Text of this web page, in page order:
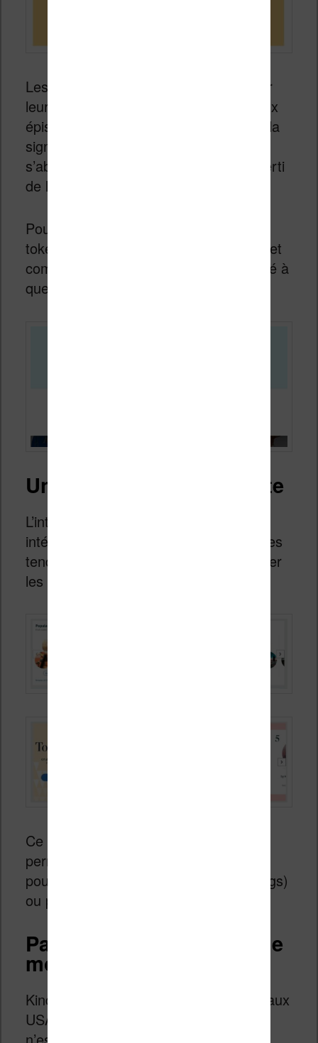
Les lecteurs pourront ensuite dépenser
leurs jetons pour acquérir des nouveaux
épisodes de leurs séries préférées. Cela
signifie qu’il sera donc possible de
s’abonner à des histoires pour être averti
de la sortie de nouveaux épisodes.
Pour commencer, Amazon offre des
tokens gratuits pour tester ce service (et
commencer sans doute à être accroché à
quelques histoires) :
Une interface intéressante
L’interface web proposée est assez
intéressante puisque l’on peut suivre des
tendances en temps réel mais aussi trier
les histoires par tags :
Ce système de classement va donc
permettre de découvrir des choses qui
pourront nous intéresser (grâce aux tags)
ou populaires.
Pas pour la France pour le
moment
Kindle Vella est maintenant disponible aux
USA (et sans doute au Canada). Rien
n’est précisé pour la France.